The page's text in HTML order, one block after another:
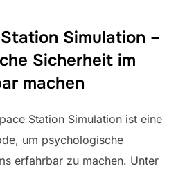
Simulation –
Sicherheit im
machen
Station Simulation ist eine
um psychologische
erfahrbar zu machen. Unter